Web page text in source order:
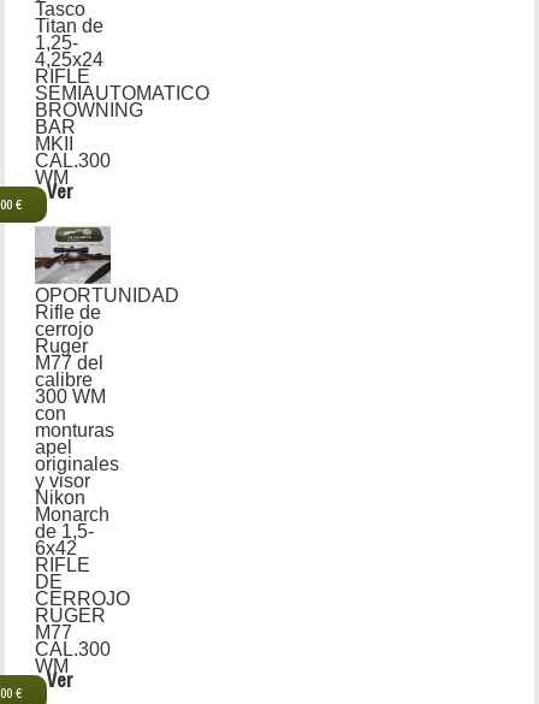
Tasco
Titan de
1,25-
4,25x24
RIFLE
SEMIAUTOMATICO
BROWNING
BAR
MKII
CAL.300
WM
€
Ver
OPORTUNIDAD
Rifle de
cerrojo
Ruger
M77 del
calibre
300 WM
con
monturas
apel
originales
y visor
Nikon
Monarch
de 1,5-
6x42
RIFLE
DE
CERROJO
RUGER
M77
CAL.300
WM
€
Ver